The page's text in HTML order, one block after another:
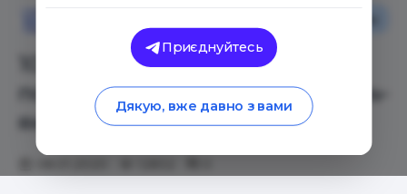
10 сайтів для школярів, які
пояснюють уроки краще будь-
якого вчителя
Приєднуйтесь
Дякую, вже давно з вами